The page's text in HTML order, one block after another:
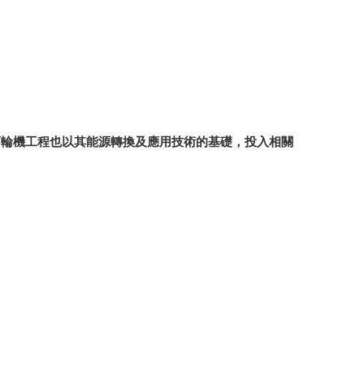
機工程也以其能源轉換及應用技術的基礎，投入相關